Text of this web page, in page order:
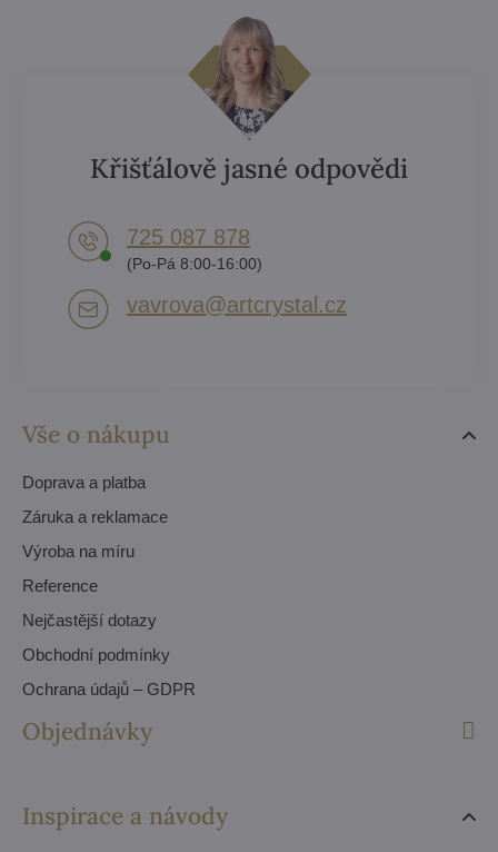
Vše o nákupu
Doprava a platba
Záruka a reklamace
Výroba na míru
Reference
Nejčastější dotazy
Obchodní podmínky
Ochrana údajů – GDPR
Objednávky
Inspirace a návody
Křišťálově jasné odpovědi
725 087 878​
(Po-Pá 8:00-16:00)
vavrova​@artcrystal​.cz